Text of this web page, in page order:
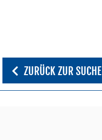
ZURÜCK ZUR SUCHE